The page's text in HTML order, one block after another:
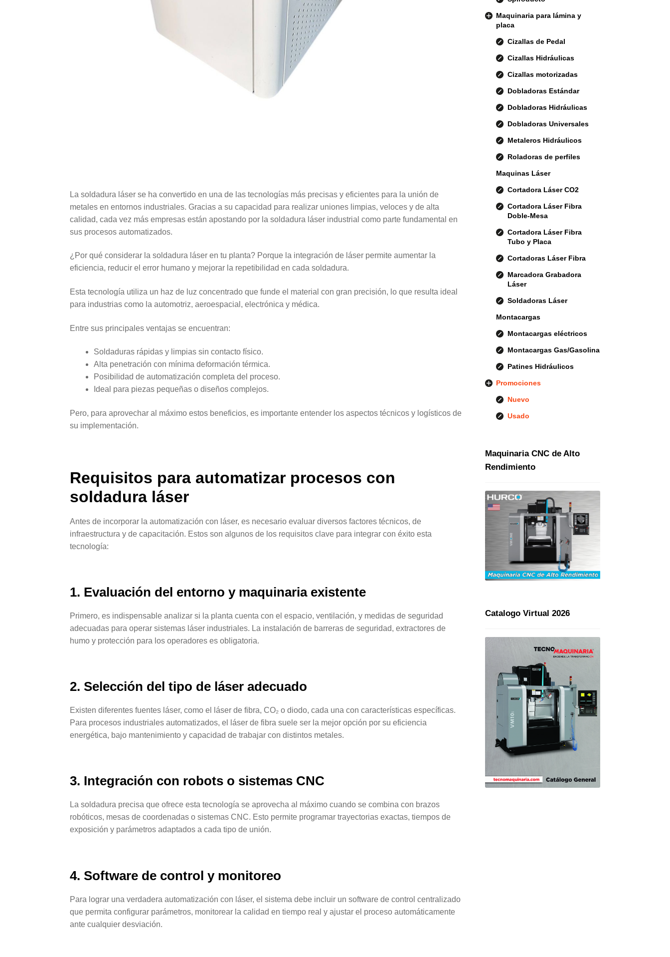
La soldadura láser se ha convertido en una de las tecnologías más precisas y eficientes para la unión de
metales en entornos industriales. Gracias a su capacidad para realizar uniones limpias, veloces y de alta
calidad, cada vez más empresas están apostando por la soldadura láser industrial como parte fundamental en
sus procesos automatizados.
¿Por qué considerar la soldadura láser en tu planta? Porque la integración de láser permite aumentar la
eficiencia, reducir el error humano y mejorar la repetibilidad en cada soldadura.
Esta tecnología utiliza un haz de luz concentrado que funde el material con gran precisión, lo que resulta ideal
para industrias como la automotriz, aeroespacial, electrónica y médica.
Entre sus principales ventajas se encuentran:
Soldaduras rápidas y limpias sin contacto físico.
Alta penetración con mínima deformación térmica.
Posibilidad de automatización completa del proceso.
Ideal para piezas pequeñas o diseños complejos.
Pero, para aprovechar al máximo estos beneficios, es importante entender los aspectos técnicos y logísticos de
su implementación.
Requisitos para automatizar procesos con
soldadura láser
Antes de incorporar la automatización con láser, es necesario evaluar diversos factores técnicos, de
infraestructura y de capacitación. Estos son algunos de los requisitos clave para integrar con éxito esta
tecnología:
1. Evaluación del entorno y maquinaria existente
Primero, es indispensable analizar si la planta cuenta con el espacio, ventilación, y medidas de seguridad
adecuadas para operar sistemas láser industriales. La instalación de barreras de seguridad, extractores de
humo y protección para los operadores es obligatoria.
2. Selección del tipo de láser adecuado
Existen diferentes fuentes láser, como el láser de fibra, CO₂ o diodo, cada una con características específicas.
Para procesos industriales automatizados, el láser de fibra suele ser la mejor opción por su eficiencia
energética, bajo mantenimiento y capacidad de trabajar con distintos metales.
3. Integración con robots o sistemas CNC
La soldadura precisa que ofrece esta tecnología se aprovecha al máximo cuando se combina con brazos
robóticos, mesas de coordenadas o sistemas CNC. Esto permite programar trayectorias exactas, tiempos de
exposición y parámetros adaptados a cada tipo de unión.
4. Software de control y monitoreo
Para lograr una verdadera automatización con láser, el sistema debe incluir un software de control centralizado
que permita configurar parámetros, monitorear la calidad en tiempo real y ajustar el proceso automáticamente
ante cualquier desviación.
Maquinaria para lámina y
placa
Cizallas de Pedal
Cizallas Hidráulicas
Cizallas motorizadas
Dobladoras Estándar
Dobladoras Hidráulicas
Dobladoras Universales
Metaleros Hidráulicos
Roladoras de perfiles
Maquinas Láser
Cortadora Láser CO2
Cortadora Láser Fibra
Doble-Mesa
Cortadora Láser Fibra
Tubo y Placa
Cortadoras Láser Fibra
Marcadora Grabadora
Láser
Soldadoras Láser
Montacargas
Montacargas eléctricos
Montacargas Gas/Gasolina
Patines Hidráulicos
Promociones
Nuevo
Usado
Maquinaria CNC de Alto
Rendimiento
Catalogo Virtual 2026